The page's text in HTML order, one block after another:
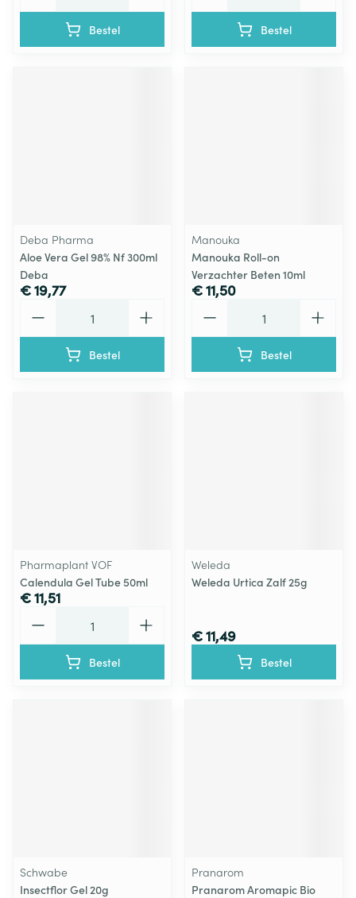
Bestel Bestel
Deba Pharma
Aloe Vera Gel 98% Nf 300ml
Deba
€ 19,77
Bestel
Manouka
Manouka Roll-on
Verzachter Beten 10ml
€ 11,50
Bestel
Pharmaplant VOF
Calendula Gel Tube 50ml
€ 11,51
Bestel
Weleda
Weleda Urtica Zalf 25g
€ 11,49
Bestel
Schwabe
Insectflor Gel 20g
Pranarom
Pranarom Aromapic Bio